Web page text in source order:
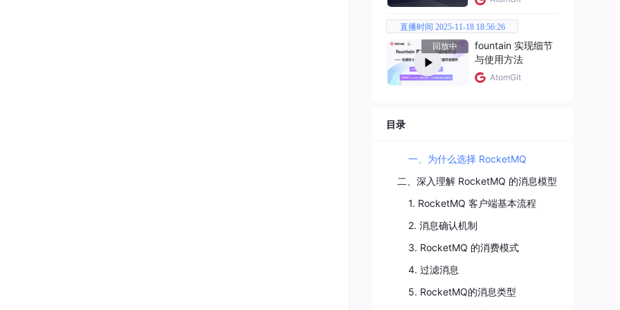
直播时间 2025-11-18 18:56:26
回放中
fountain 实现细节
与使用方法
AtomGit
目录
一、为什么选择 RocketMQ
二、深入理解 RocketMQ 的消息模型
1. RocketMQ 客户端基本流程
2. 消息确认机制
3. RocketMQ 的消费模式
4. 过滤消息
5. RocketMQ的消息类型